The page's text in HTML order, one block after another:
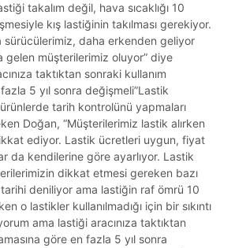
takalım değil, hava sıcaklığı 10
kış lastiğinin takılması gerekiyor.
sürücülerimiz, daha erkenden geliyor
gelen müşterilerimiz oluyor” diye
taktıktan sonraki kullanım
5 yıl sonra değişmeli”Lastik
tarih kontrolünü yapmaları
Doğan, “Müşterilerimiz lastik alırken
ediyor. Lastik ücretleri uygun, fiyat
da kendilerine göre ayarlıyor. Lastik
dikkat etmesi gereken bazı
deniliyor ama lastiğin raf ömrü 10
o lastikler kullanılmadığı için bir sıkıntı
ama lastiği aracınıza taktıktan
göre en fazla 5 yıl sonra